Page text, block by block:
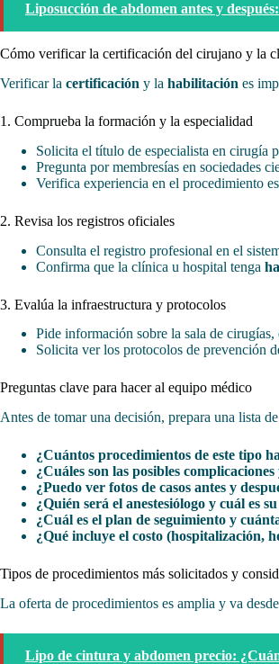
Liposucción de abdomen antes y
Cómo verificar la certificación del cirujano y la
Verificar la certificación y la habilitación es
1. Comprueba la formación y la especialidad
Solicita el título de especialista en cirugía
Pregunta por membresías en sociedades
Verifica experiencia en el procedimiento
2. Revisa los registros oficiales
Consulta el registro profesional en el
Confirma que la clínica u hospital tenga
3. Evalúa la infraestructura y protocolos
Pide información sobre la sala de
Solicita ver los protocolos de prevención
Preguntas clave para hacer al equipo médico
Antes de tomar una decisión, prepara una lista
¿Cuántos procedimientos de este tipo
¿Cuáles son las posibles
¿Puedo ver fotos de casos antes y
¿Quién será el anestesiólogo y cuál es
¿Cuál es el plan de seguimiento y
¿Qué incluye el costo (hospitalización,
Tipos de procedimientos más solicitados y
La oferta de procedimientos es amplia y va
Lipo de cintura y abdomen precio: